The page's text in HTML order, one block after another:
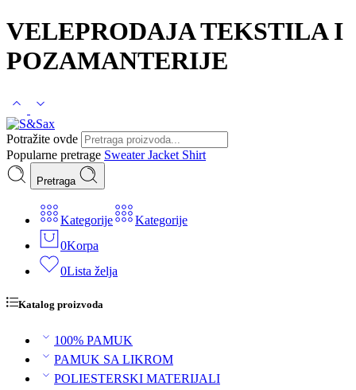
VELEPRODAJA TEKSTILA I
POZAMANTERIJE
Potražite ovde
Popularne pretrage SweaterJacket Shirt
Pretraga
Kategorije
Kategorije
0Korpa
0Lista želja
Katalog proizvoda
100% PAMUK
PAMUK SA LIKROM
POLIESTERSKI MATERIJALI